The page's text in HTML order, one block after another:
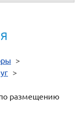
>
>
по размещению